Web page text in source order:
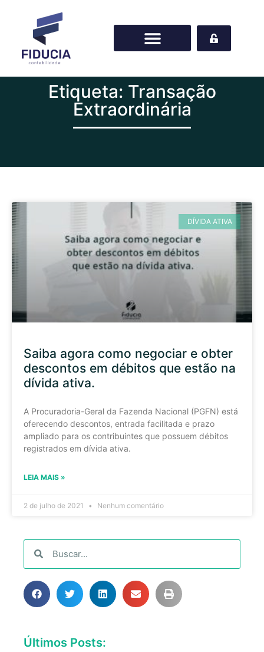
Etiqueta: Transação
Extraordinária
DÍVIDA ATIVA
Saiba agora como negociar e obter
descontos em débitos que estão na
dívida ativa.
A Procuradoria-Geral da Fazenda Nacional (PGFN) está
oferecendo descontos, entrada facilitada e prazo
ampliado para os contribuintes que possuem débitos
registrados em dívida ativa.
LEIA MAIS »
2 de julho de 2021 Nenhum comentário
Últimos Posts: